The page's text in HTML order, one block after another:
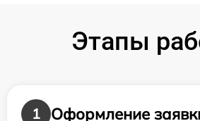
Этапы
1
Оформление